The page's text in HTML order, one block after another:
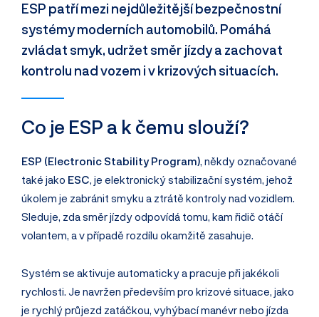
ESP patří mezi nejdůležitější bezpečnostní
systémy moderních automobilů. Pomáhá
zvládat smyk, udržet směr jízdy a zachovat
kontrolu nad vozem i v krizových situacích.
Co je ESP a k čemu slouží?
ESP (Electronic Stability Program), někdy označované
také jako ESC, je elektronický stabilizační systém, jehož
úkolem je zabránit smyku a ztrátě kontroly nad vozidlem.
Sleduje, zda směr jízdy odpovídá tomu, kam řidič otáčí
volantem, a v případě rozdílu okamžitě zasahuje.
Systém se aktivuje automaticky a pracuje při jakékoli
rychlosti. Je navržen především pro krizové situace, jako
je rychlý průjezd zatáčkou, vyhýbací manévr nebo jízda